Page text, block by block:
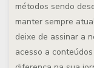
métodos sendo
manter sempre
deixe de assinar a
acesso a